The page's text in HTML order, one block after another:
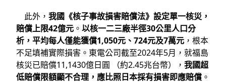
此外， 我國《核子事故損害賠償法》設定單一核災，
賠償上限42億元 。 以核一二三廠半徑30公里人口分
析，平均每人僅能獲償1,050元、724元及7萬元 ，根本
不足填補實際損害。東電公司截至2024年5月，就福島
核災已賠償11,1430億日圓 （約2.45兆台幣）， 我國超
低賠償限額顯不合理，應比照日本採有損害即應賠償 。